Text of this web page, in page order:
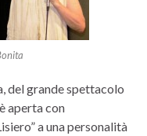
del grande spettacolo
aperta con
a una personalità